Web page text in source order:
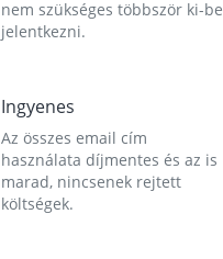
nem szükséges többször ki-be
jelentkezni.
Ingyenes
Az összes email cím
használata díjmentes és az is
marad, nincsenek rejtett
költségek.